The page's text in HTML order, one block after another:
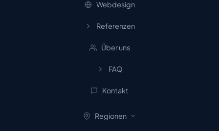
Webdesign
Referenzen
Über uns
FAQ
Kontakt
Regionen